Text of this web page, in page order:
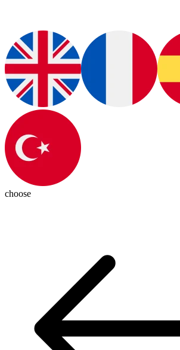
choose